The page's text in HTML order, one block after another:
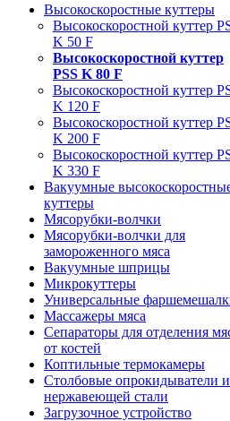
Высокоскоростные куттеры
Высокоскоростной куттер
K 50 F
Высокоскоростной куттер
PSS K 80 F
Высокоскоростной куттер
K 120 F
Высокоскоростной куттер
K 200 F
Высокоскоростной куттер
K 330 F
Вакуумные
куттеры
Мясорубки-волчки
Мясорубки-волчки для
замороженного мяса
Вакуумные шприцы
Микрокуттеры
Универсальные
Массажeры мяса
Сепараторы для отделения
от костей
Коптильные термокамеры
Столбовые опрокидыватели
нержавеющей стали
Загрузочное устройство